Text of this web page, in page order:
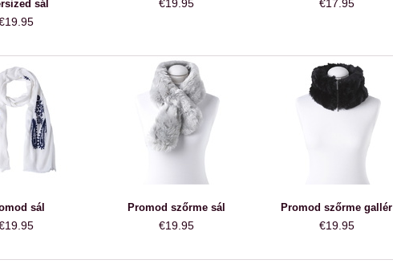
sál
€19.95 €17.95
sál Promod szőrme sál
€19.95
Promod szőrme gallér
€19.95